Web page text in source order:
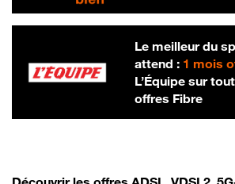
Le meilleur du
attend : 1 mois
L’Équipe sur
offres Fibre